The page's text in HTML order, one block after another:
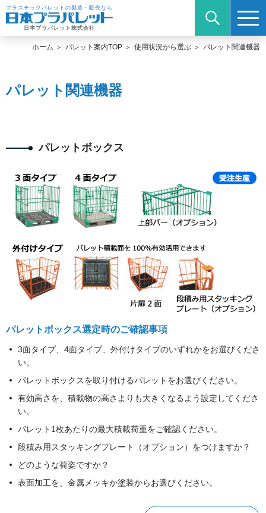
プラスチックパレットの製造・販売なら
日本プラパレット株式会社
ホーム パレット案内TOP 使用状況から選ぶ パレット関連機器
パレット関連機器
パレットボックス
パレットボックス選定時のご確認事項
3面タイプ、4面タイプ、外付けタイプのいずれかをお選びくださ
い。
パレットボックスを取り付けるパレットをお選びください。
有効高さを、積載物の高さよりも大きくなるよう設定してくださ
い。
パレット1枚あたりの最大積載荷重をご確認ください。
段積み用スタッキングプレート（オプション）をつけますか？
どのような荷姿ですか？
表面加工を、金属メッキか塗装からお選びください。